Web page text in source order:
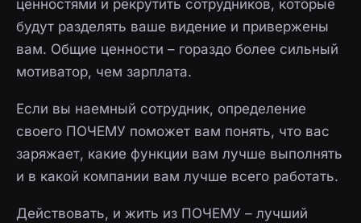
ценностями и рекрутить сотрудников, которые
будут разделять ваше видение и привержены
вам. Общие ценности – гораздо более сильный
мотиватор, чем зарплата.
Если вы наемный сотрудник, определение
своего ПОЧЕМУ поможет вам понять, что вас
заряжает, какие функции вам лучше выполнять
и в какой компании вам лучше всего работать.
Действовать, и жить из ПОЧЕМУ – лучший